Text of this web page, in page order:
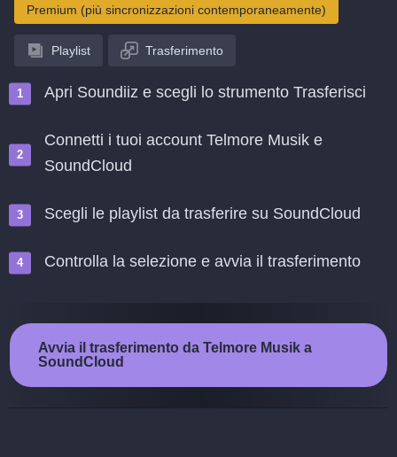
Premium (più sincronizzazioni contemporaneamente)
Playlist Trasferimento
Apri Soundiiz e scegli lo strumento Trasferisci
Connetti i tuoi account Telmore Musik e
SoundCloud
Scegli le playlist da trasferire su SoundCloud
Controlla la selezione e avvia il trasferimento
Avvia il trasferimento da Telmore Musik a
SoundCloud